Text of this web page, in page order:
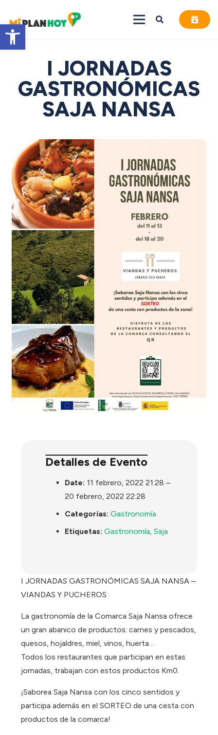
Abrir barra de herramientas
I JORNADAS
GASTRONÓMICAS
SAJA NANSA
Detalles de Evento
Date: 11 febrero, 2022 21:28 –
20 febrero, 2022 22:28
Categorías: Gastronomía
Etiquetas: Gastronomía ,Saja
I JORNADAS GASTRONÓMICAS SAJA NANSA –
VIANDAS Y PUCHEROS
La gastronomía de la Comarca Saja Nansa ofrece
un gran abanico de productos: carnes y pescados,
quesos, hojaldres, miel, vinos, huerta…
Todos los restaurantes que participan en estas
jornadas, trabajan con estos productos Km0.
¡Saborea Saja Nansa con los cinco sentidos y
participa además en el SORTEO de una cesta con
productos de la comarca!